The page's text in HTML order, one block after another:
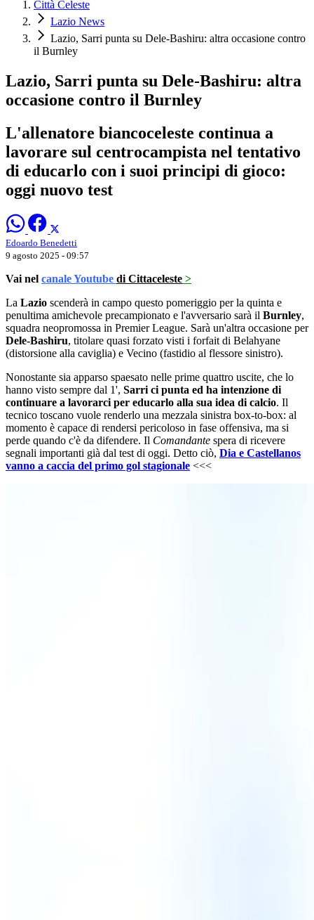
Città Celeste
Lazio News
Lazio, Sarri punta su Dele-Bashiru: altra occasione contro
il Burnley
Lazio, Sarri punta su Dele-Bashiru: altra
occasione contro il Burnley
L'allenatore biancoceleste continua a
lavorare sul centrocampista nel tentativo
di educarlo con i suoi principi di gioco:
oggi nuovo test
Edoardo Benedetti
9 agosto 2025 - 09:57
Vai nel canale Youtube di Cittaceleste >
La Lazio scenderà in campo questo pomeriggio per la quinta e
penultima amichevole precampionato e l'avversario sarà il Burnley,
squadra neopromossa in Premier League. Sarà un'altra occasione per
Dele-Bashiru, titolare quasi forzato visti i forfait di Belahyane
(distorsione alla caviglia) e Vecino (fastidio al flessore sinistro).
Nonostante sia apparso spaesato nelle prime quattro uscite, che lo
hanno visto sempre dal 1', Sarri ci punta ed ha intenzione di
continuare a lavorarci per educarlo alla sua idea di calcio. Il
tecnico toscano vuole renderlo una mezzala sinistra box-to-box: al
momento è capace di rendersi pericoloso in fase offensiva, ma si
perde quando c'è da difendere. Il Comandante spera di ricevere
segnali importanti già dal test di oggi. Detto ciò, Dia e Castellanos
vanno a caccia del primo gol stagionale <<<